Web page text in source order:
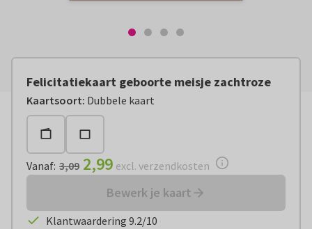
Felicitatiekaart geboorte meisje zachtroze
Kaartsoort: Dubbele kaart
Vanaf: € 2,99 excl. verzendkosten
Vanaf: 3,09 2,99 excl. verzendkosten
Bewerk je kaart
Klantwaardering 9.2/10